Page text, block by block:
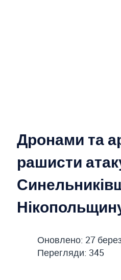
Дронами та
рашисти
Оновлено: 27
Перегляди: 345